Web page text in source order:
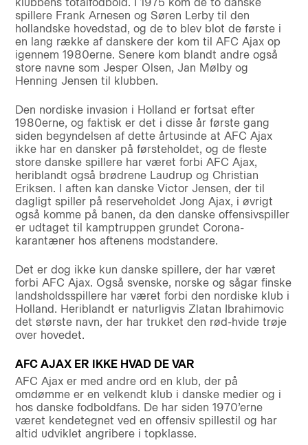
spillere Frank Arnesen og Søren Lerby til den
hollandske hovedstad, og de to blev blot de første i
en lang række af danskere der kom til AFC Ajax op
igennem 1980erne. Senere kom blandt andre også
store navne som Jesper Olsen, Jan Mølby og
Henning Jensen til klubben.
Den nordiske invasion i Holland er fortsat efter
1980erne, og faktisk er det i disse år første gang
siden begyndelsen af dette årtusinde at AFC Ajax
ikke har en dansker på førsteholdet, og de fleste
store danske spillere har været forbi AFC Ajax,
heriblandt også brødrene Laudrup og Christian
Eriksen. I aften kan danske Victor Jensen, der til
dagligt spiller på reserveholdet Jong Ajax, i øvrigt
også komme på banen, da den danske offensivspiller
er udtaget til kamptruppen grundet Corona-
karantæner hos aftenens modstandere.
Det er dog ikke kun danske spillere, der har været
forbi AFC Ajax. Også svenske, norske og sågar finske
landsholdsspillere har været forbi den nordiske klub i
Holland. Heriblandt er naturligvis Zlatan Ibrahimovic
det største navn, der har trukket den rød-hvide trøje
over hovedet.
AFC AJAX ER IKKE HVAD DE VAR
AFC Ajax er med andre ord en klub, der på
omdømme er en velkendt klub i danske medier og i
hos danske fodboldfans. De har siden 1970’erne
været kendetegnet ved en offensiv spillestil og har
altid udviklet angribere i topklasse.